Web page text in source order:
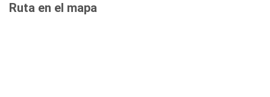
Ruta en el mapa